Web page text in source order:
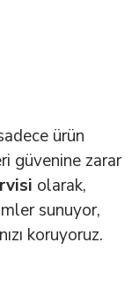
ürün
güvenine zarar
olarak,
sunuyor,
koruyoruz.